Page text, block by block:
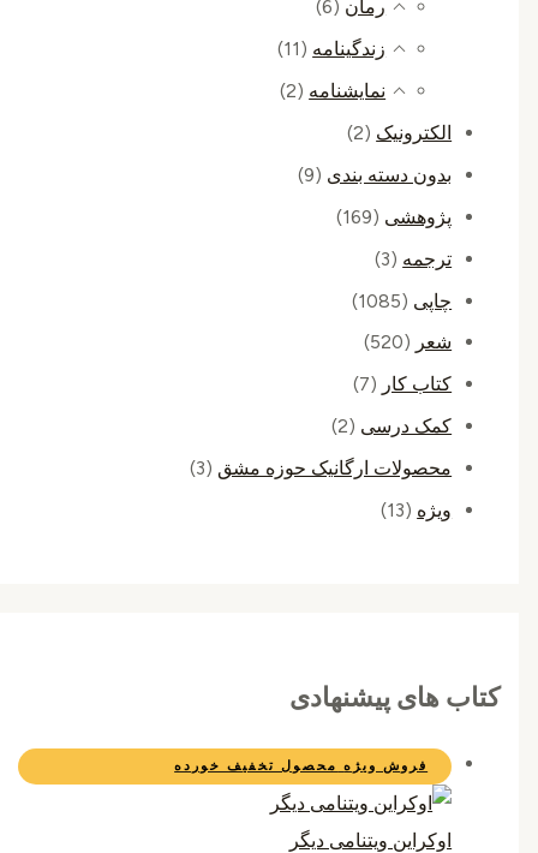
رمان (6)
زندگینامه (11)
نمایشنامه (2)
الکترونیک (2)
بدون دسته بندی (9)
پژوهشی (169)
ترجمه (3)
چاپی
(1085)
شعر
(520)
کتاب کار (7)
کمک درسی (2)
محصولات ارگانیک حوزه مشق (3)
ویژه
(13)
کتاب های پیشنهادی
فروش ویژه محصول تخفیف خورده
اوکراین ویتنامی دیگر